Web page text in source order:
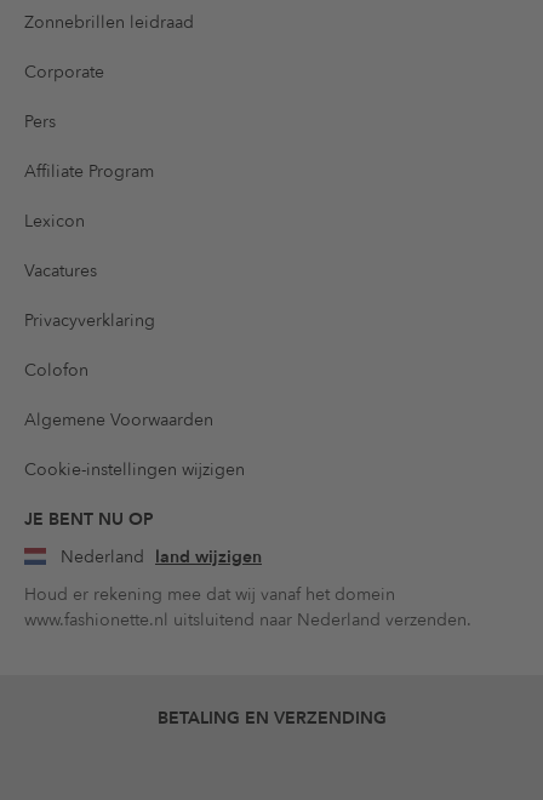
Zonnebrillen leidraad
Corporate
Pers
Affiliate Program
Lexicon
Vacatures
Privacyverklaring
Colofon
Algemene Voorwaarden
Cookie-instellingen wijzigen
JE BENT NU OP
Nederland land wijzigen
Houd er rekening mee dat wij vanaf het domein
www.fashionette.nl uitsluitend naar Nederland verzenden.
BETALING EN VERZENDING